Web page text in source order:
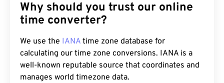
Why should you trust our online
time converter?
We use the IANA time zone database for
calculating our time zone conversions. IANA is a
well-known reputable source that coordinates and
manages world timezone data.